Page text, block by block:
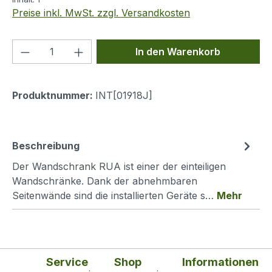
Preise inkl. MwSt. zzgl. Versandkosten
Produkt Anzahl: Gib denIn den Warenkorb
Produktnummer: INT[01918J]
Beschreibung
Der Wandschrank RUA ist einer der einteiligen
Wandschränke. Dank der abnehmbaren
Seitenwände sind die installierten Geräte s… Mehr
Service
Shop
Informationen